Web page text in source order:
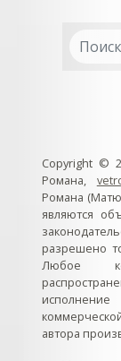
Copyright ©
Романа,
Романа
являются
разрешено
Любое
автора